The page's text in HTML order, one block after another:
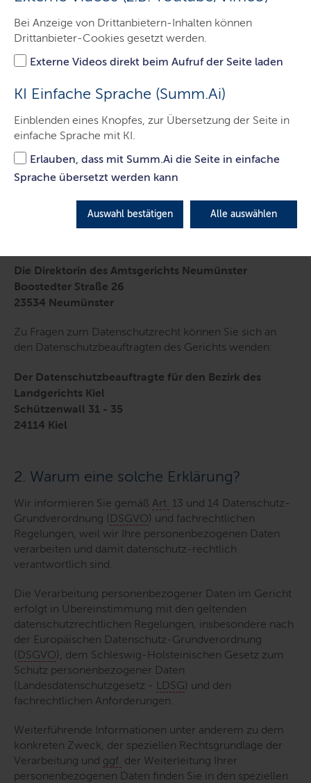
Bei Anzeige von Drittanbietern-Inhalten können
Drittanbieter-Cookies gesetzt werden.
Externe Videos direkt beim Aufruf der Seite laden
KI Einfache Sprache (Summ.Ai)
Einblenden eines Knopfes, zur Übersetzung der Seite in
einfache Sprache mit KI.
Erlauben, dass mit Summ.Ai die Seite in einfache
Sprache übersetzt werden kann
Auswahl bestätigen Alle auswählen
Kontakt
Allgemeine Information zum Schutz
Ihrer personenbezogenen Daten nach
Art.12ff.der Datenschutz-
Grundverordnung
1. Verantwortliche/r und behördliche/r
Datenschutzbeauftragte/r
Verantwortlich für die Verarbeitung von
Die Direktorin des Amtsgerichts Neumünster
Boostedter Straße 26
23534 Neumünster
Zu Fragen zum Datenschutzrecht können Sie sich an
den Datenschutzbeauftragten des Gerichts wenden:
Der Datenschutzbeauftragte für den Bezirk des
Landgerichts Kiel
Schützenwall 31 - 35
24114 Kiel
2. Warum eine solche Erklärung?
Wir informieren Sie gemäß Art. 13 und 14 Datenschutz-
Grundverordnung (DSGVO) und fachrechtlichen
Regelungen, weil wir Ihre personenbezogenen Daten
verarbeiten und damit datenschutz-rechtlich
verantwortlich sind.
Die Verarbeitung personenbezogener Daten im Gericht
erfolgt in Übereinstimmung mit den geltenden
datenschutzrechtlichen Regelungen, insbesondere nach
der Europäischen Datenschutz-Grundverordnung
(DSGVO), dem Schleswig-Holsteinischen Gesetz zum
Schutz personenbezogener Daten
(Landesdatenschutzgesetz - LDSG) und den
fachrechtlichen Anforderungen.
Weiterführende Informationen unter anderem zu dem
konkreten Zweck, der speziellen Rechtsgrundlage der
Verarbeitung und ggf. der Weiterleitung Ihrer
personenbezogenen Daten finden Sie in den speziellen